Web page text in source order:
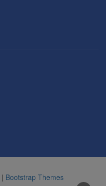
| Bootstrap Themes